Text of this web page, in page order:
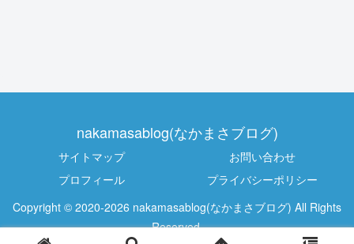
nakamasablog(なかまさブログ)
サイトマップ
お問い合わせ
プロフィール
プライバシーポリシー
Copyright © 2020-2026 nakamasablog(なかまさブログ) All Rights
Reserved.